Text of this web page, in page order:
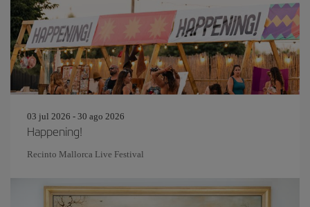
03 jul 2026 - 30 ago 2026
Happening!
Recinto Mallorca Live Festival